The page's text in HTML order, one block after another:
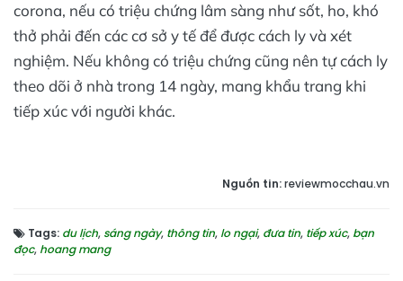
corona, nếu có triệu chứng lâm sàng như sốt, ho, khó
thở phải đến các cơ sở y tế để được cách ly và xét
nghiệm. Nếu không có triệu chứng cũng nên tự cách ly
theo dõi ở nhà trong 14 ngày, mang khẩu trang khi
tiếp xúc với người khác.
Nguồn tin:reviewmocchau.vn
Tags: du lịch, sáng ngày, thông tin, lo ngại, đưa tin, tiếp xúc, bạn
đọc, hoang mang